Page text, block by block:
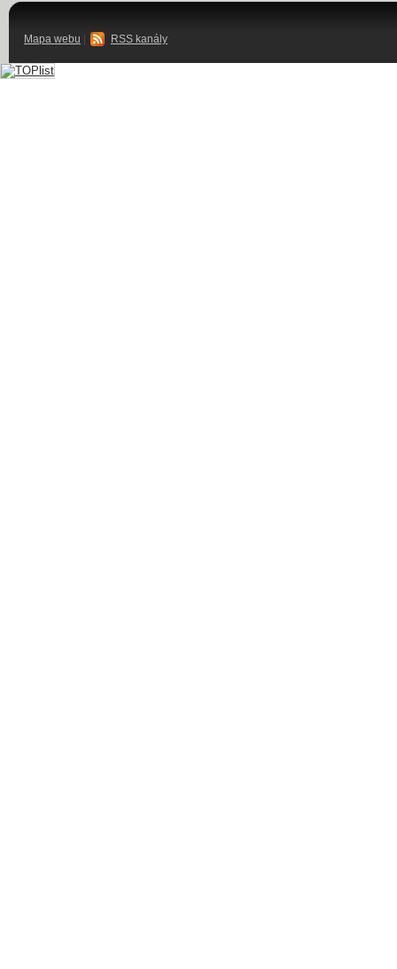
Mapa webu | RSS kanály